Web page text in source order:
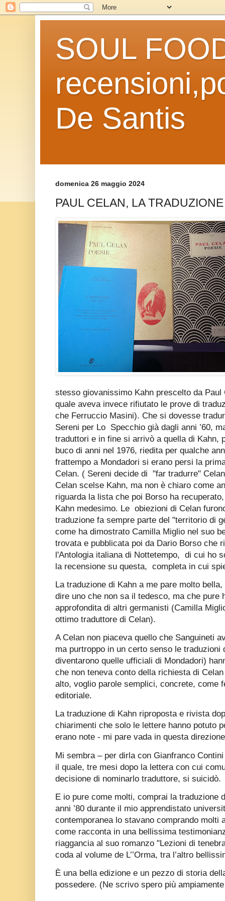
SOUL
De Santis
domenica 26 maggio 2024
PAUL CELAN, LA
stesso giovanissimo Kahn prescelto da
quale aveva invece rifiutato le prove di
che Ferruccio Masini). Che si dovesse
Sereni per Lo Specchio già dagli anni ’60,
traduttori e in fine si arrivò a quella di Kahn,
buco di anni nel 1976, riedita per qualche
frattempo a Mondadori si erano persi la
Celan. ( Sereni decide di "far tradurre"
Celan scelse Kahn, ma non è chiaro come
riguarda la lista che poi Borso ha
Kahn medesimo. Le obiezioni di Celan
traduzione fa sempre parte del "territorio di
come ha dimostrato Camilla Miglio nel suo
trovata e pubblicata poi da Dario Borso che
l'Antologia italiana di Nottetempo, di cui ho
la recensione su questa, completa in cui
La traduzione di Kahn a me pare molto
dire uno che non sa il tedesco, ma che pure
approfondita di altri germanisti (Camilla
ottimo traduttore di Celan).
A Celan non piaceva quello che Sanguineti
ma purtroppo in un certo senso le traduzioni
diventarono quelle ufficiali di Mondadori)
che non teneva conto della richiesta di
alto, voglio parole semplici, concrete, come
editoriale.
La traduzione di Kahn riproposta e rivista
chiarimenti che solo le lettere hanno potuto
erano note - mi pare vada in questa
Mi sembra – per dirla con Gianfranco
il quale, tre mesi dopo la lettera con cui
decisione di nominarlo traduttore, si suicidò.
E io pure come molti, comprai la traduzione
anni ’80 durante il mio apprendistato
contemporanea lo stavano comprando
come racconta in una bellissima
riaggancia al suo romanzo "Lezioni di
coda al volume de L’’Orma, tra l’altro
È una bella edizione e un pezzo di storia
possedere. (Ne scrivo spero più